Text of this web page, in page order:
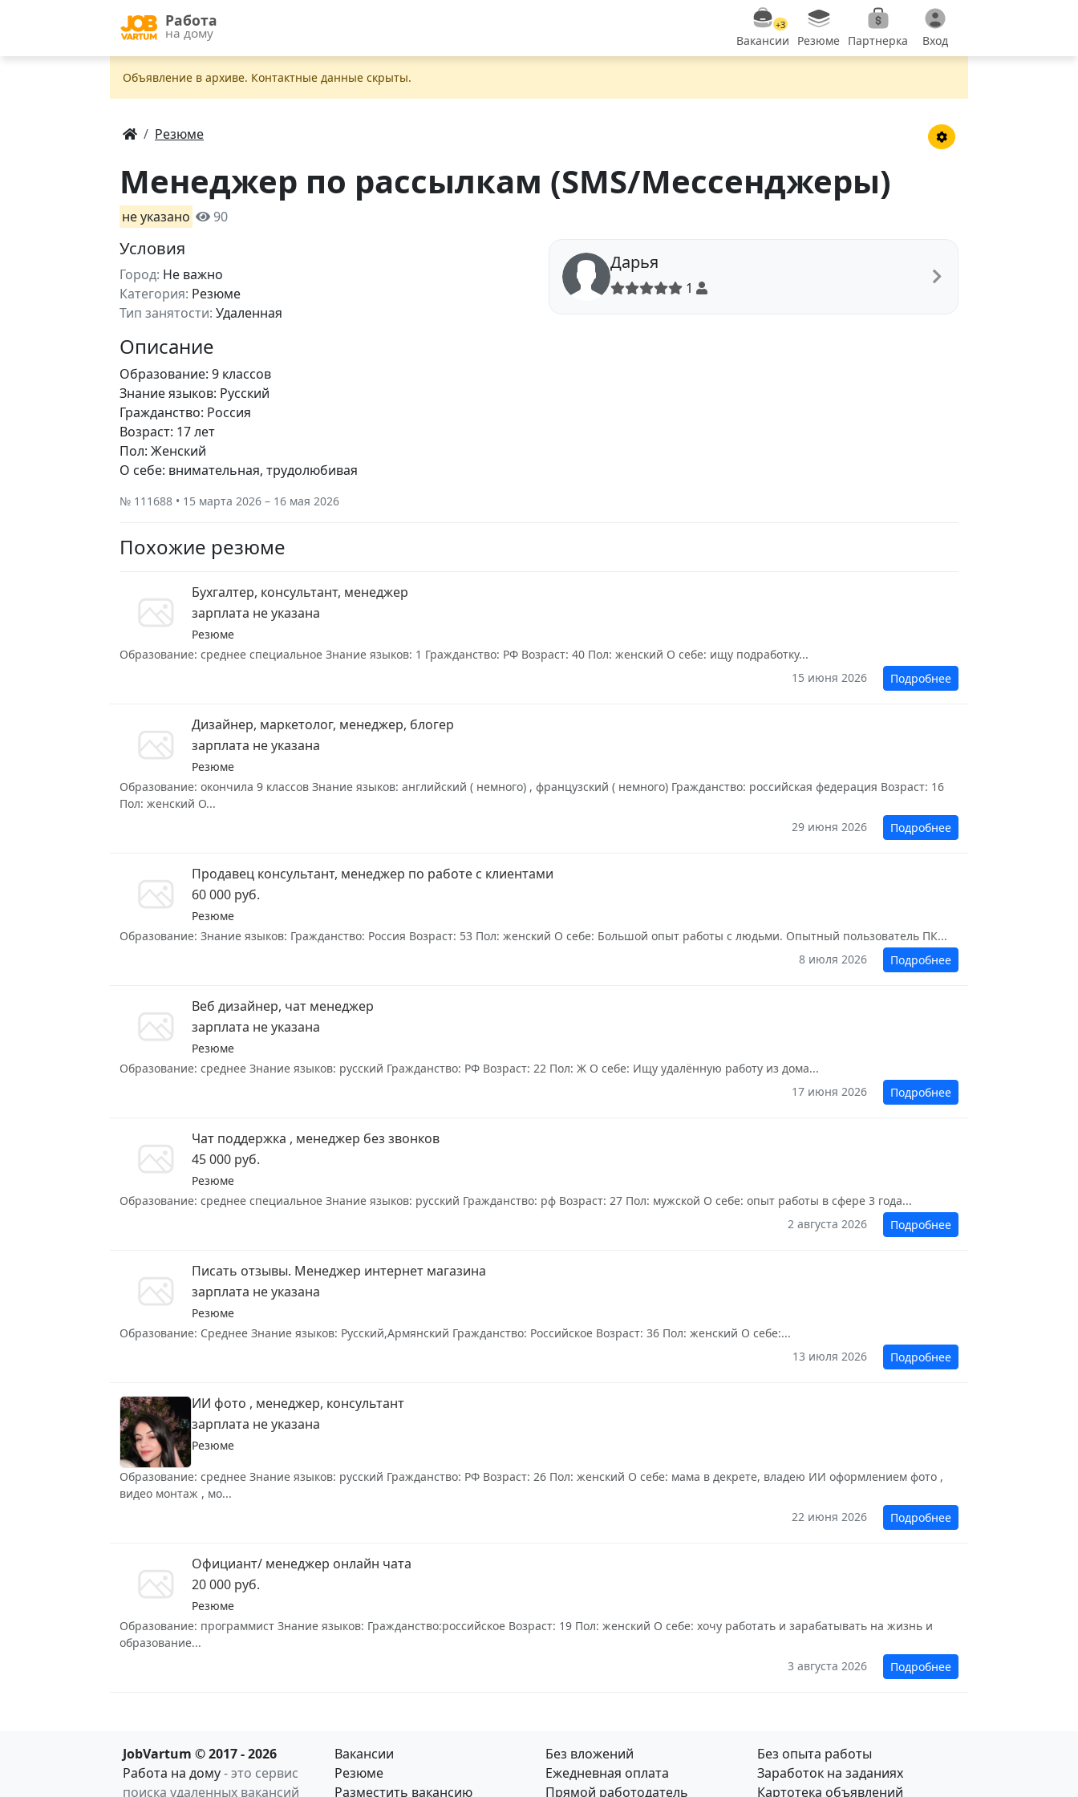
Работа
на дому
+3
Вакансии Резюме Партнерка Вход
Объявление в apxивe. Контактные данные скрыты.
Резюме
Менеджер по рассылкам (SMS/Мессенджеры)
не указано 90
Условия
Город: Не важно
Категория: Резюме
Тип занятости: Удаленная
Дарья
1
Описание
Образование: 9 классов
Знание языков: Русский
Гражданство: Россия
Возраст: 17 лет
Пол: Женский
О себе: внимательная, трудолюбивая
№ 111688 • 15 марта 2026 – 16 мая 2026
Похожие резюме
Бухгалтер, консультант, менеджер
зарплата не указана
Резюме
Образование: среднее специальное Знание языков: 1 Гражданство: РФ Возраст: 40 Пол: женский О себе: ищу подработку...
15 июня 2026
Подробнее
Дизайнер, маркетолог, менеджер, блогер
зарплата не указана
Резюме
Образование: окончила 9 классов Знание языков: английский ( немного) , французский ( немного) Гражданство: российская федерация Возраст: 16
Пол: женский О...
29 июня 2026
Подробнее
Продавец консультант, менеджер по работе с клиентами
60 000 руб.
Резюме
Образование: Знание языков: Гражданство: Россия Возраст: 53 Пол: женский О себе: Большой опыт работы с людьми. Опытный пользователь ПК...
8 июля 2026
Подробнее
Веб дизайнер, чат менеджер
зарплата не указана
Резюме
Образование: среднее Знание языков: русский Гражданство: РФ Возраст: 22 Пол: Ж О себе: Ищу удалённую работу из дома...
17 июня 2026
Подробнее
Чат поддержка , менеджер без звонков
45 000 руб.
Резюме
Образование: среднее специальное Знание языков: русский Гражданство: рф Возраст: 27 Пол: мужской О себе: опыт работы в сфере 3 года...
2 августа 2026
Подробнее
Писать отзывы. Менеджер интернет магазина
зарплата не указана
Резюме
Образование: Среднее Знание языков: Русский,Армянский Гражданство: Российское Возраст: 36 Пол: женский О себе:...
13 июля 2026
Подробнее
ИИ фото , менеджер, консультант
зарплата не указана
Резюме
Образование: среднее Знание языков: русский Гражданство: РФ Возраст: 26 Пол: женский О себе: мама в декрете, владею ИИ оформлением фото ,
видео монтаж , мо...
22 июня 2026
Подробнее
Официант/ менеджер онлайн чата
20 000 руб.
Резюме
Образование: программист Знание языков: Гражданство:российское Возраст: 19 Пол: женский О себе: хочу работать и зарабатывать на жизнь и
образование...
3 августа 2026
Подробнее
JobVartum © 2017 - 2026
Работа на дому- это сервис
поиска удаленных вакансий
Вакансии
Резюме
Разместить вакансию
Без вложений
Ежедневная оплата
Прямой работодатель
Без опыта работы
Заработок на заданиях
Картотека объявлений